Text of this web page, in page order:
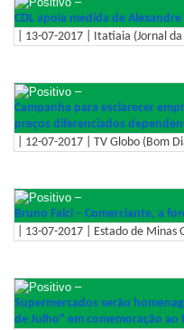
CDL apoia medida de Alexandre
| 13-07-2017 | Itatiaia (Jornal
–
Campanha para esclarecer
preços diferenciados
| 12-07-2017 | TV Globo (Bom
–
Bruno Falci – Comerciante, a
| 13-07-2017 | Estado de Minas
–
Supermercados serão
de Julho" em comemoração ao